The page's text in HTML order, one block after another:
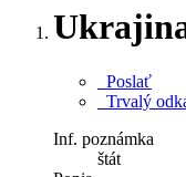
Poslať
Trvalý
Inf. poznámka
štát